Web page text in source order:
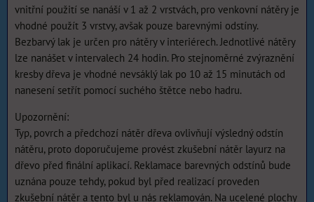
vnitřní použití se nanáší v 1 až 2 vrstvách, pro venkovní nátěry je
vhodné použít 3 vrstvy, avšak pouze barevnými odstíny.
Bezbarvý lak je určen pro nátěry v interiérech. Jednotlivé nátěry
lze nanášet v intervalech 24 hodin. Pro stejnoměrné zvýraznění
kresby dřeva je vhodné nevsáklý lak po 10 až 15 minutách od
nanesení setřít pomocí suchého štětce nebo hadru.
Upozornění:
Typ, povrch a předchozí nátěr dřeva ovlivňují výsledný odstín
nátěru, proto doporučujeme provést zkušební nátěr layurz na
dřevo před finální aplikací. Reklamace barevných odstínů bude
uznána pouze tehdy, pokud byl před realizací proveden
zkušební nátěr a tento byl u nás reklamován. Na ucelené plochy